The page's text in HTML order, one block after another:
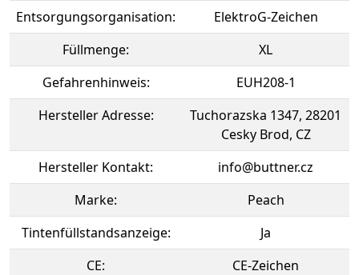
Entsorgungsorganisation:
ElektroG-Zeichen
Füllmenge:
XL
Gefahrenhinweis:
EUH208-1
Hersteller Adresse:
Tuchorazska 1347, 28201
Cesky Brod, CZ
Hersteller Kontakt:
info@buttner.cz
Marke:
Peach
Tintenfüllstandsanzeige:
Ja
CE:
CE-Zeichen